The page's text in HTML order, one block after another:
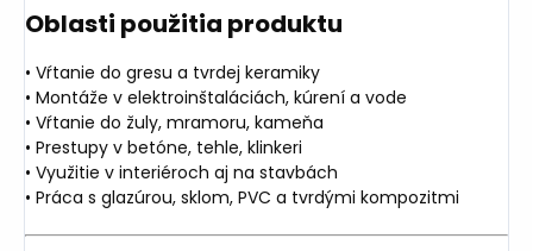
Oblasti použitia produktu
• Vŕtanie do gresu a tvrdej keramiky
• Montáže v elektroinštaláciách, kúrení a vode
• Vŕtanie do žuly, mramoru, kameňa
• Prestupy v betóne, tehle, klinkeri
• Využitie v interiéroch aj na stavbách
• Práca s glazúrou, sklom, PVC a tvrdými kompozitmi